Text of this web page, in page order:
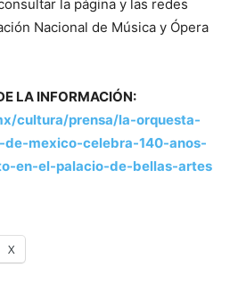
la página y las redes
Nacional de Música y Ópera
LA INFORMACIÓN:
cultura/prensa/la-orquesta-
mexico-celebra-140-anos-
en-el-palacio-de-bellas-artes
X